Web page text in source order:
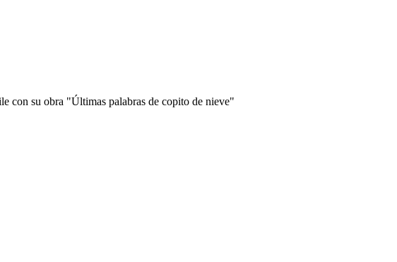
con su obra "Últimas palabras de copito de nieve"